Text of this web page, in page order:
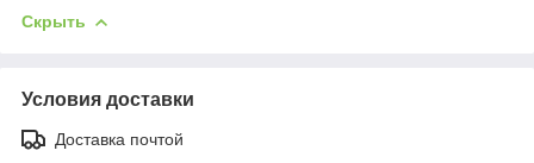
Скрыть
Условия доставки
Доставка почтой